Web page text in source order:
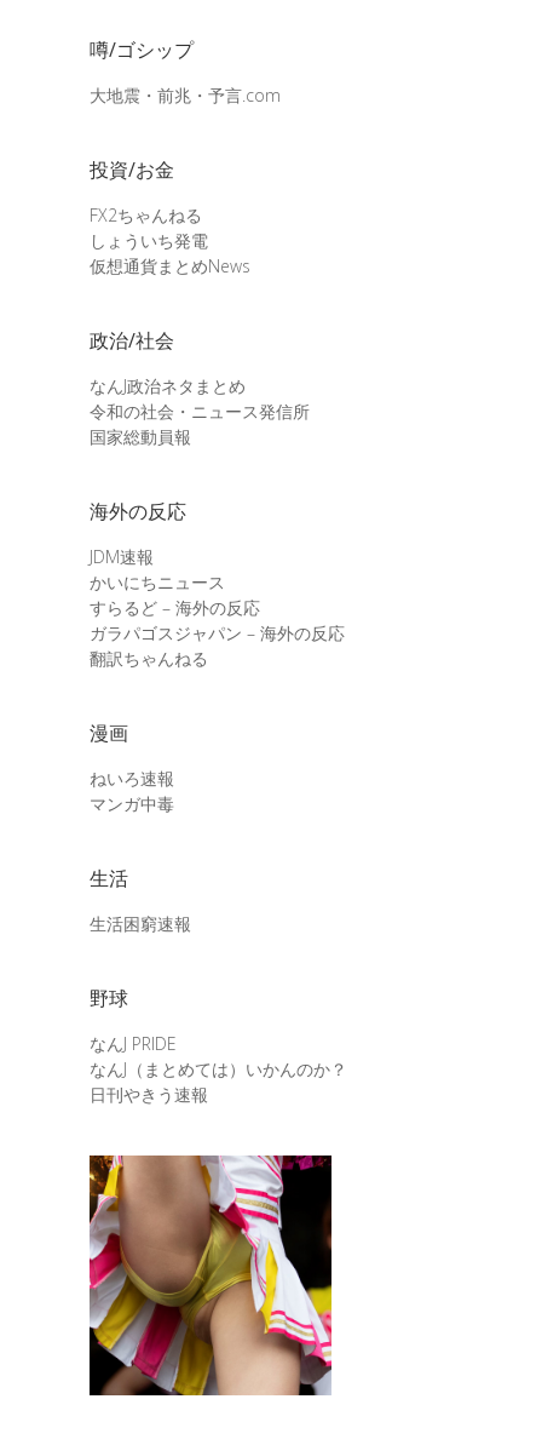
噂/ゴシップ
大地震・前兆・予言.com
投資/お金
FX2ちゃんねる
しょういち発電
仮想通貨まとめNews
政治/社会
なんJ政治ネタまとめ
令和の社会・ニュース発信所
国家総動員報
海外の反応
JDM速報
かいにちニュース
すらるど – 海外の反応
ガラパゴスジャパン – 海外の反応
翻訳ちゃんねる
漫画
ねいろ速報
マンガ中毒
生活
生活困窮速報
野球
なんJ PRIDE
なんJ（まとめては）いかんのか？
日刊やきう速報